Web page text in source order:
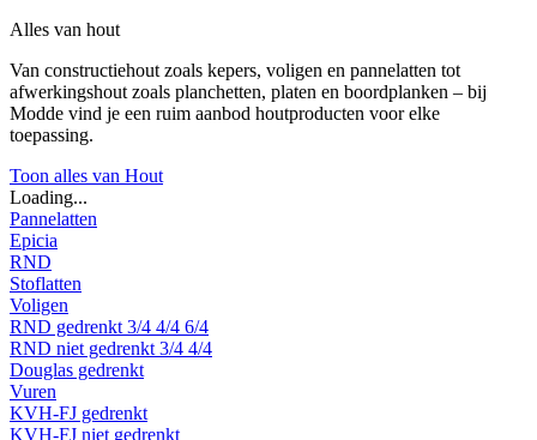
Alles van hout
Van constructiehout zoals kepers, voligen en pannelatten tot
afwerkingshout zoals planchetten, platen en boordplanken – bij
Modde vind je een ruim aanbod houtproducten voor elke
toepassing.
Toon alles van Hout
Loading...
Pannelatten
Epicia
RND
Stoflatten
Voligen
RND gedrenkt 3/4 4/4 6/4
RND niet gedrenkt 3/4 4/4
Douglas gedrenkt
Vuren
KVH-FJ gedrenkt
KVH-FJ niet gedrenkt